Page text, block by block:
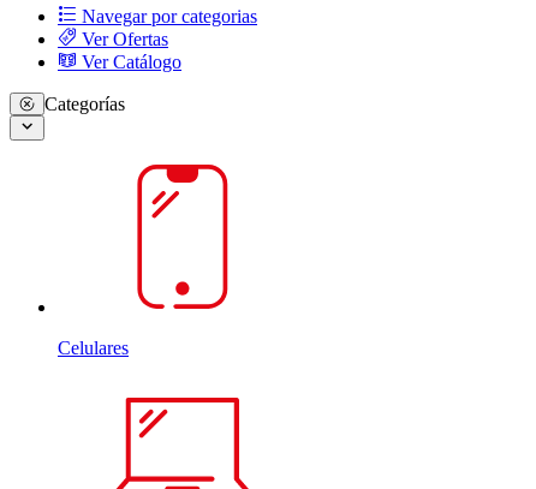
Navegar por categorias
Ver Ofertas
Ver Catálogo
Categorías
Celulares